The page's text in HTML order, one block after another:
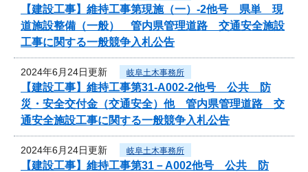
【建設工事】維持工事第現施（一）-2他号 県単 現
道施設整備（一般） 管内県管理道路 交通安全施設
工事に関する一般競争入札公告
2024年6月24日更新 岐阜土木事務所
【建設工事】維持工事第31-A002-2他号 公共 防
災・安全交付金（交通安全）他 管内県管理道路 交
通安全施設工事に関する一般競争入札公告
2024年6月24日更新 岐阜土木事務所
【建設工事】維持工事第31－A002他号 公共 防